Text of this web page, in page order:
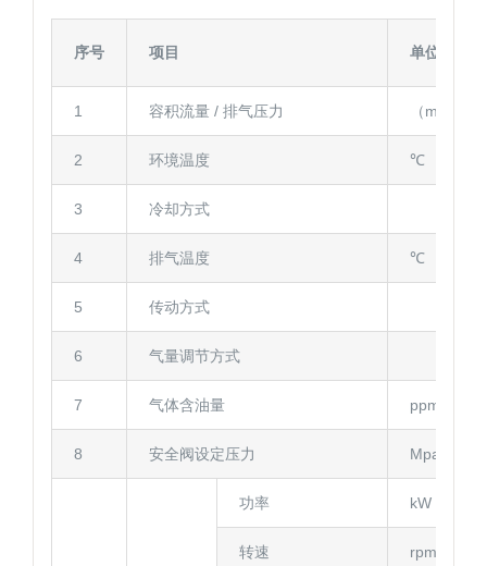
序号 项目 单位
1 容积流量 / 排气压力 （m³/min
2 环境温度 ℃
3 冷却方式
4 排气温度 ℃
5 传动方式
6 气量调节方式
7 气体含油量 ppm
8 安全阀设定压力 Mpa
功率 kW
转速 rpm